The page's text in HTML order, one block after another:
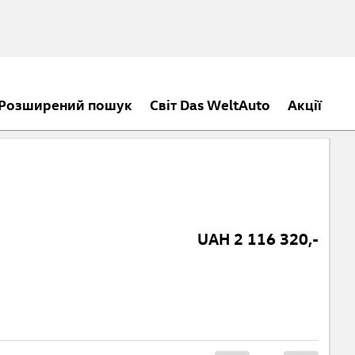
пошук Світ Das WeltAuto Акції
UAH 2 116 320,-